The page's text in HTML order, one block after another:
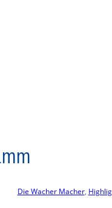
Die Wacher Macher,